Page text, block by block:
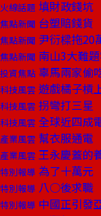
火線話題 填財政錢坑
焦點新聞 台塑賠錢貨
焦點新聞 尹衍樑拖20
焦點新聞 南山3大難
投資焦點 辜馬兩家偷
科技風雲 遊戲橘子槓
科技風雲 拐彎打三星
科技風雲 全球近四成
產業風雲 幫衣服通電
產業風雲 王永慶蓋的
特別報導 為了十萬
特別報導 八○後求職
特別報導 中國正引發